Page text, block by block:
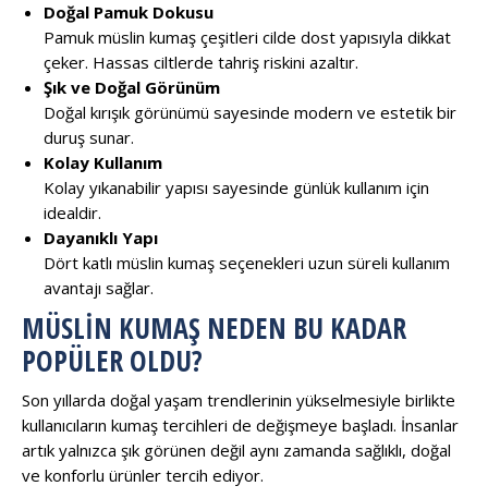
Doğal Pamuk Dokusu
Pamuk müslin kumaş çeşitleri cilde dost yapısıyla dikkat
çeker. Hassas ciltlerde tahriş riskini azaltır.
Şık ve Doğal Görünüm
Doğal kırışık görünümü sayesinde modern ve estetik bir
duruş sunar.
Kolay Kullanım
Kolay yıkanabilir yapısı sayesinde günlük kullanım için
idealdir.
Dayanıklı Yapı
Dört katlı müslin kumaş seçenekleri uzun süreli kullanım
avantajı sağlar.
MÜSLIN KUMAŞ NEDEN BU KADAR
POPÜLER OLDU?
Son yıllarda doğal yaşam trendlerinin yükselmesiyle birlikte
kullanıcıların kumaş tercihleri de değişmeye başladı. İnsanlar
artık yalnızca şık görünen değil aynı zamanda sağlıklı, doğal
ve konforlu ürünler tercih ediyor.